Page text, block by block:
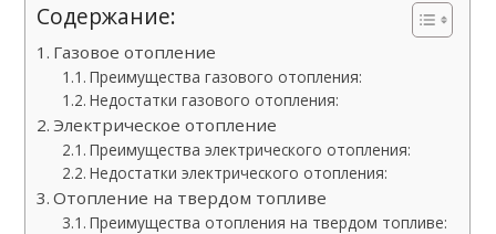
Содержание:
Газовое отопление
Преимущества газового отопления:
Недостатки газового отопления:
Электрическое отопление
Преимущества электрического отопления:
Недостатки электрического отопления:
Отопление на твердом топливе
Преимущества отопления на твердом топливе: